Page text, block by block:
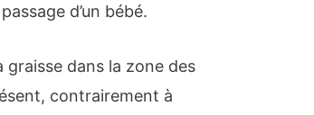
d’un bébé.
dans la zone des
contrairement à